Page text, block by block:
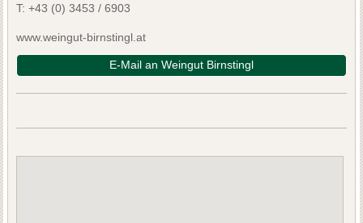
T: +43 (0) 3453 / 6903
www.weingut-birnstingl.at
E-Mail an Weingut Birnstingl